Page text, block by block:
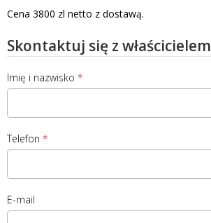
Cena 3800 zl netto z dostawą.
Skontaktuj się z właścicielem
Imię i nazwisko
Telefon
E-mail